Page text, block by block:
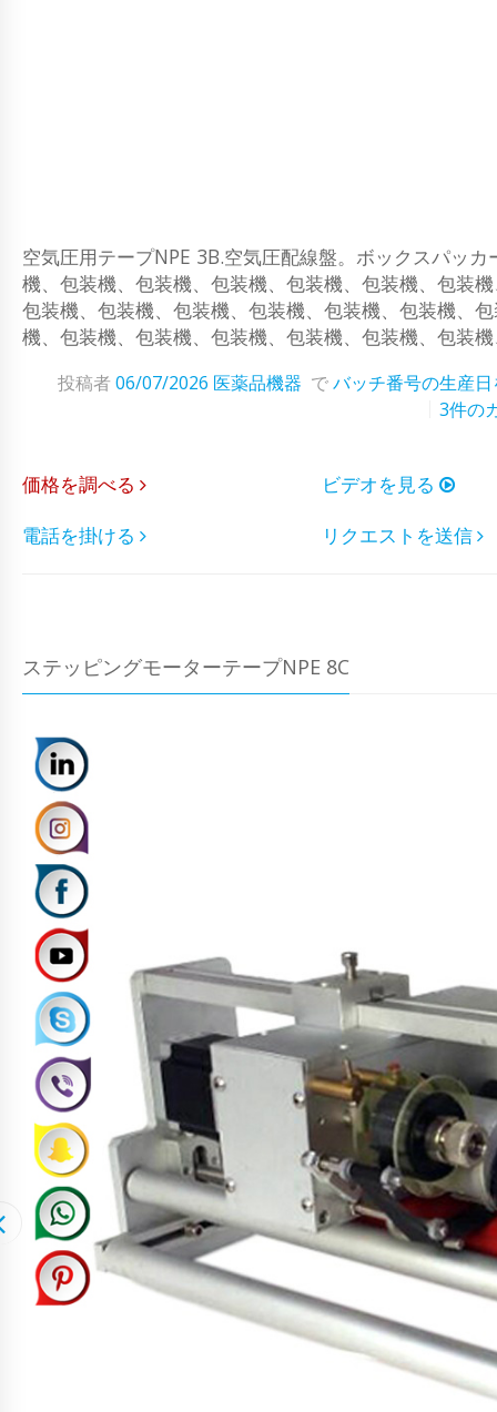
空気圧用テープNPE 3B.空気圧配線盤。ボックスパッ
機、包装機、包装機、包装機、包装機、包装機、包装
包装機、包装機、包装機、包装機、包装機、包装機、
機、包装機、包装機、包装機、包装機、包装機、包装
投稿者06/07/2026 医薬品機器 でバッチ番号の生産
3件の
価格を調べる
ビデオを見る
電話を掛ける
リクエストを送信
ステッピングモーターテープNPE 8C